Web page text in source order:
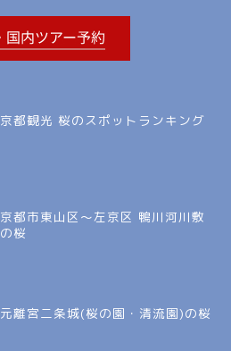
京都観光 桜のスポットランキング
京都市東山区～左京区 鴨川河川敷
の桜
元離宮二条城(桜の園・清流園)の桜